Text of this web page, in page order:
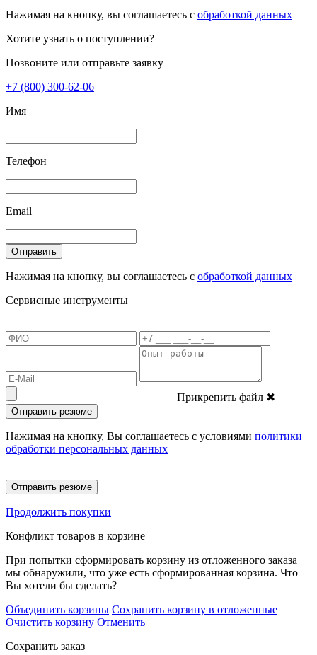
Нажимая на кнопку, вы соглашаетесь с обработкой данных
Хотите узнать о поступлении?
Позвоните или отправьте заявку
+7 (800) 300-62-06
Имя
Телефон
Email
Отправить
Нажимая на кнопку, вы соглашаетесь с обработкой данных
Сервисные инструменты
Прикрепить файл ✖
Отправить резюме
Нажимая на кнопку, Вы соглашаетесь с условиями политики
обработки персональных данных
Отправить резюме
Продолжить покупки
Конфликт товаров в корзине
При попытки сформировать корзину из отложенного заказа
мы обнаружили, что уже есть сформированная корзина. Что
Вы хотели бы сделать?
Объединить корзины Сохранить корзину в отложенные
Очистить корзину Отменить
Сохранить заказ